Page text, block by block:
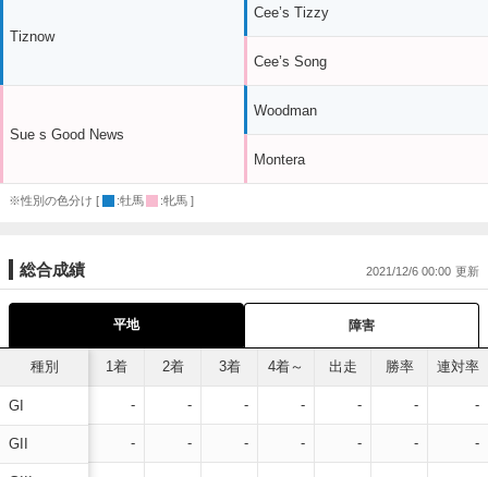
Tiznow
Sue s Good News
Cee’s Tizzy
Cee’s Song
Woodman
Montera
※性別の色分け [ :牡馬 :牝馬 ]
総合成績 2021/12/6 00:00
平地 障害
種別
GI
GII
1着 2着 3着 4着～ 出走 勝率 連対率
- - - - - - -
- - - - - - -